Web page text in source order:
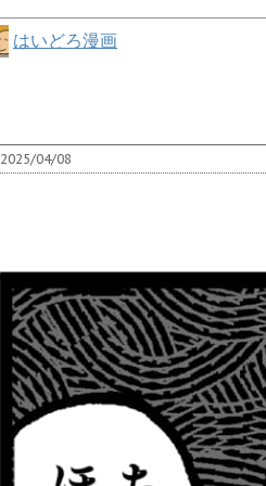
はいどろ漫画
2025/04/08